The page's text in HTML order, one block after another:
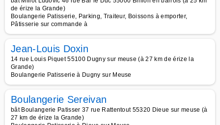
de érize la Grande)
Boulangerie Patisserie, Parking, Traiteur, Boissons à emporter,
Pâtisserie sur commande à
Jean-Louis Doxin
14 rue Louis Piquet 55100 Dugny sur meuse (à 27 km de érize la
Grande)
Boulangerie Patisserie à Dugny sur Meuse
Boulangerie Sereivan
bât Boulangerie Patisser 37 rue Rattentout 55320 Dieue sur meuse (à
27 km de érize la Grande)